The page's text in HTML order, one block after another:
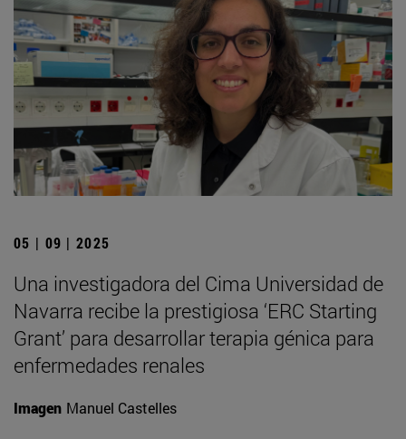
05 | 09 | 2025
Una investigadora del Cima Universidad de
Navarra recibe la prestigiosa ‘ERC Starting
Grant’ para desarrollar terapia génica para
enfermedades renales
Imagen Manuel Castelles